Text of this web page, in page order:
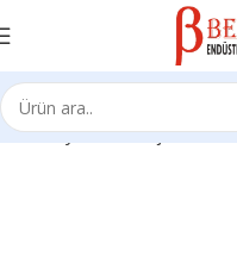
Ana Sayfa Ambalaj Ürünleri